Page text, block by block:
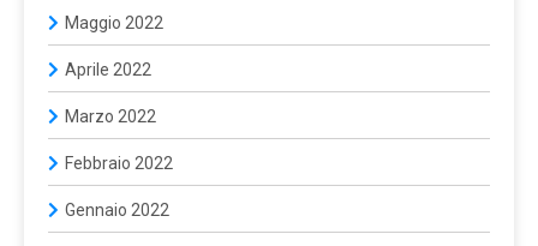
Maggio 2022
Aprile 2022
Marzo 2022
Febbraio 2022
Gennaio 2022